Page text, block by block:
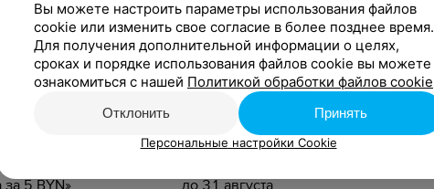
для пар
до 19 февраля 2027
до 19 февраля 2027
5 BYN»
до 31 августа
Вы можете настроить параметры использования файлов
cookie или изменить свое согласие в более позднее время.
Для получения дополнительной информации о целях,
сроках и порядке использования файлов cookie вы можете
ознакомиться с нашей Политикой обработки файлов cookie
Отклонить Принять
Персональные настройки Cookie